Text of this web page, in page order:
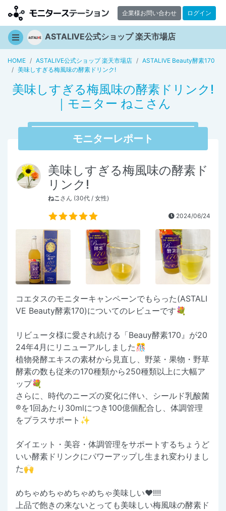
企業様お問い合わせ ログイン
ASTALIVE公式ショップ 楽天市場店
HOME ASTALIVE公式ショップ 楽天市場店
ASTALIVE Beauty酵素170
美味しすぎる梅風味の酵素ドリンク!
美味しすぎる梅風味の酵素ドリンク!
｜モニター ねこさん
モニターレポート
美味しすぎる梅風味の酵素ド
リンク!
ねこさん (30代 / 女性)
2024/06/24
コエタスのモニターキャンペーンでもらった(ASTALI
VE Beauty酵素170)についてのレビューです💐
リビュータ様に愛され続ける「Beauy酵素170』が20
24年4月にリニューアルしました🎊
植物発酵エキスの素材から見直し、野菜・果物・野草
酵素の数も従来の170種類から250種類以上に大幅ア
ップ💐
さらに、時代のニーズの変化に伴い、シールド乳酸菌
®︎を1回あたり30mlにつき100億個配合し、体調管理
をプラスサポート✨
ダイエット・美容・体調管理をサポートするちょうど
いい酵素ドリンクにパワーアップし生まれ変わりまし
た🙌
めちゃめちゃめちゃめちゃ美味しい❤️!!!!
上品で飽きの来ないとっても美味しい梅風味の酵素ド